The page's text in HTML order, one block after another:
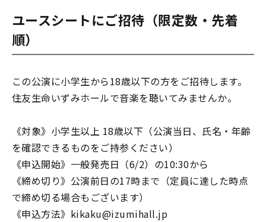
ユースシートにご招待（限定数・先着
順）
この公演に小学生から18歳以下の方をご招待します。
住友生命いずみホールで音楽を聴いてみませんか。
《対象》小学生以上 18歳以下（公演当日、氏名・年齢
を確認できるものをご持参ください）
《申込開始》一般発売日（6/2）の10:30から
《締め切り》公演前日の17時まで（定員に達した時点
で締め切る場合もございます）
《申込方法》kikaku@izumihall.jp